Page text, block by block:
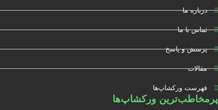
درباره ما
تماس با ما
پرسش و پاسخ
مقالات
فهرست ورکشاپ‌ها
پرمخاطب‌ترین ورکشاپ‌ها